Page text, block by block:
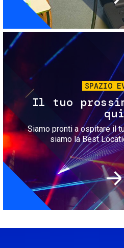
SPAZIO
Il tuo
Siamo pronti a ospitare il
siamo la Best